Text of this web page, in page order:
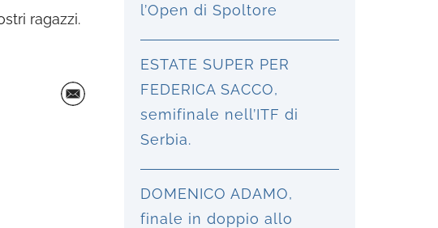
ragazzi.
l’Open di Spoltore
ESTATE SUPER PER
FEDERICA SACCO,
semifinale nell’ITF di
Serbia.
DOMENICO ADAMO,
finale in doppio allo